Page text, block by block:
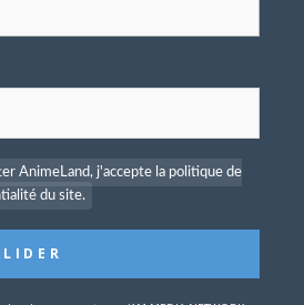
#152232
AnimeLand, j'accepte la politique de
du site.